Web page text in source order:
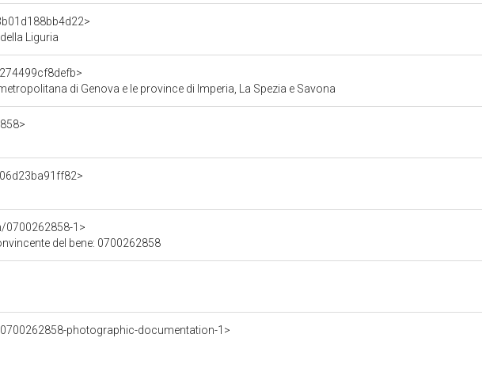
Liguria
di Genova e le province di Imperia, La Spezia e Savona
1>
del bene: 0700262858
photographic-documentation-1>